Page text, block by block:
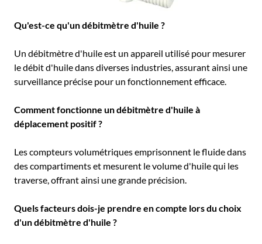
AR
ML
PT
Qu'est-ce qu'un débitmètre d'huile ?
Un débitmètre d'huile est un appareil utilisé pour mesurer
le débit d'huile dans diverses industries, assurant ainsi une
surveillance précise pour un fonctionnement efficace.
Comment fonctionne un débitmètre d'huile à
déplacement positif ?
Les compteurs volumétriques emprisonnent le fluide dans
des compartiments et mesurent le volume d'huile qui les
traverse, offrant ainsi une grande précision.
Quels facteurs dois-je prendre en compte lors du choix
d'un débitmètre d'huile ?